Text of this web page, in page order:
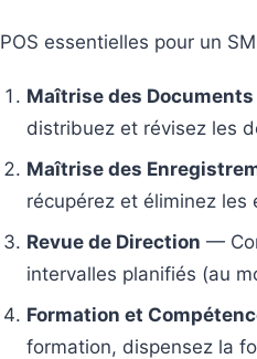
POS essentielles pour un
Maîtrise des Documents
distribuez et révisez les
Maîtrise des
récupérez et éliminez les
Revue de Direction —
intervalles planifiés (au
Formation et
formation, dispensez la